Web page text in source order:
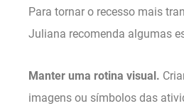
Para tornar o recesso mais
Juliana recomenda algumas
Manter uma rotina visual.
imagens ou símbolos das